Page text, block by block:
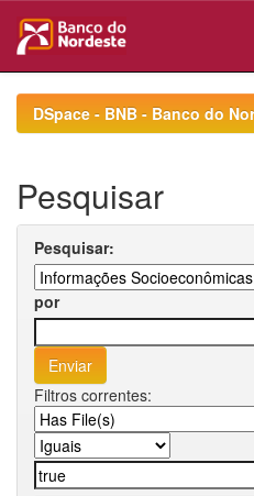
navigationDSpace - BNB - Banco do
Pesquisar
Pesquisar:
por
Filtros correntes: